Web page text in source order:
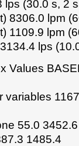
lps (30.0 s, 2
8306.0 lpm
1109.9 lpm
lps
Values
variables
55.0
1485.4